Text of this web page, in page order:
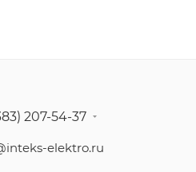
207-54-37
elektro.ru